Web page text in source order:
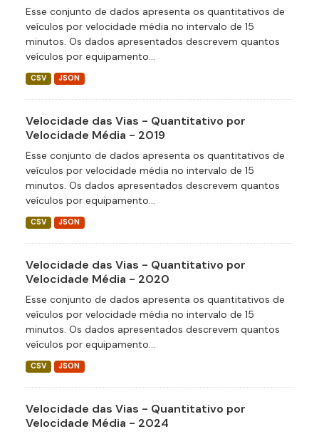
Esse conjunto de dados apresenta os quantitativos de
veículos por velocidade média no intervalo de 15
minutos. Os dados apresentados descrevem quantos
veículos por equipamento...
CSV JSON
Velocidade das Vias - Quantitativo por
Velocidade Média - 2019
Esse conjunto de dados apresenta os quantitativos de
veículos por velocidade média no intervalo de 15
minutos. Os dados apresentados descrevem quantos
veículos por equipamento...
CSV JSON
Velocidade das Vias - Quantitativo por
Velocidade Média - 2020
Esse conjunto de dados apresenta os quantitativos de
veículos por velocidade média no intervalo de 15
minutos. Os dados apresentados descrevem quantos
veículos por equipamento...
CSV JSON
Velocidade das Vias - Quantitativo por
Velocidade Média - 2024